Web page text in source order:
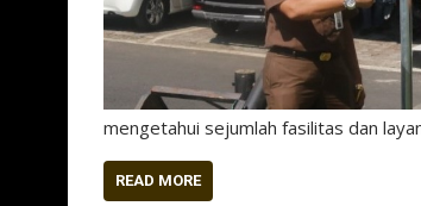
mengetahui sejumlah fasilitas dan
READ MORE